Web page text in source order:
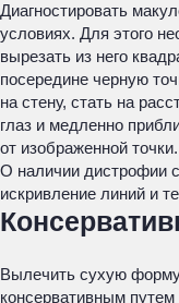
Диагностировать
условиях. Для этого
вырезать из него
посередине черную
на стену, стать на
глаз и медленно
от изображенной точки.
О наличии дистрофии
искривление линий и
Вылечить сухую
консервативным